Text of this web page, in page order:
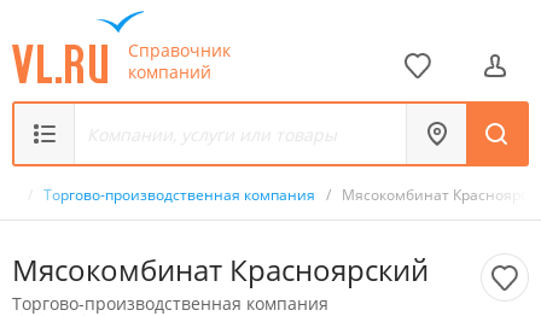
Справочник
компаний
/ Торгово-производственная компания / Мясокомбинат
Мясокомбинат Красноярский
Торгово-производственная компания